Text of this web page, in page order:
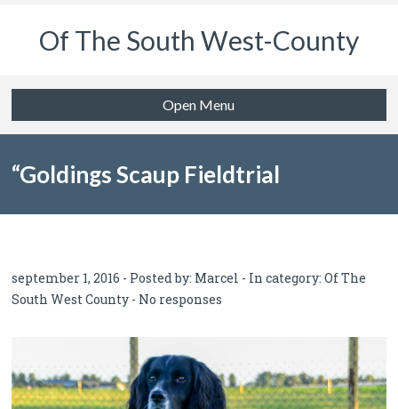
Of The South West-County
Open Menu
“Goldings Scaup Fieldtrial
september 1, 2016 - Posted by: Marcel - In category:Of The
South West County - No responses